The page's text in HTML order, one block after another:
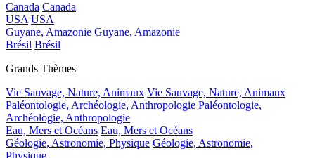
Canada Canada
USA USA
Guyane, Amazonie Guyane, Amazonie
Brésil Brésil
Grands Thèmes
Vie Sauvage, Nature, Animaux Vie Sauvage, Nature, Animaux
Paléontologie, Archéologie, Anthropologie Paléontologie,
Archéologie, Anthropologie
Eau, Mers et Océans Eau, Mers et Océans
Géologie, Astronomie, Physique Géologie, Astronomie,